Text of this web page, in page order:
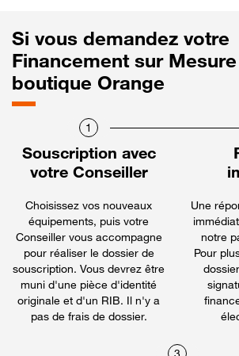
Si vous demandez votre
Financement sur
boutique Orange
1
Souscription avec
votre Conseiller
Choisissez vos nouveaux
équipements, puis votre
Conseiller vous accompagne
pour réaliser le dossier de
souscription. Vous devrez être
muni d'une pièce d'identité
originale et d'un RIB. Il n'y a
pas de frais de dossier.
Une
notre
Pour